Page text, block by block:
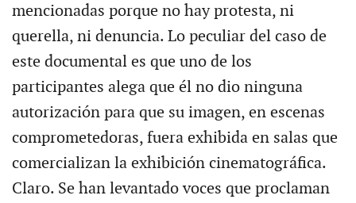
mencionadas porque no hay protesta, ni
querella, ni denuncia. Lo peculiar del caso de
este documental es que uno de los
participantes alega que él no dio ninguna
autorización para que su imagen, en escenas
comprometedoras, fuera exhibida en salas que
comercializan la exhibición cinematográfica.
Claro. Se han levantado voces que proclaman